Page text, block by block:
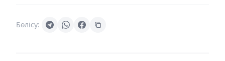
Бөлісу: